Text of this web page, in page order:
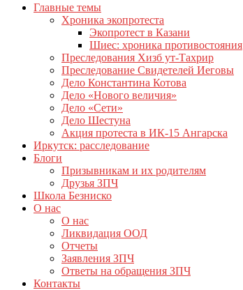
Главные темы
Хроника экопротеста
Экопротест в Казани
Шиес: хроника противостояния
Преследования Хизб ут-Тахрир
Преследование Свидетелей Иеговы
Дело Константина Котова
Дело «Нового величия»
Дело «Сети»
Дело Шестуна
Акция протеста в ИК-15 Ангарска
Иркутск: расследование
Блоги
Призывникам и их родителям
Друзья ЗПЧ
Школа Безниско
О нас
О нас
Ликвидация ООД
Отчеты
Заявления ЗПЧ
Ответы на обращения ЗПЧ
Контакты